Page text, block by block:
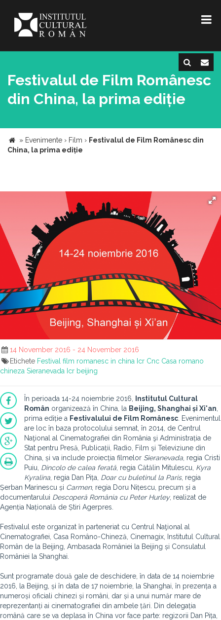
Festivalul de Film Românesc
din China, la prima ediție
» Evenimente › Film › Festivalul de Film Românesc din
China, la prima ediție
14 November 2016 - 24 November 2016
Etichete Festival film romanesc in china Icr Cnc Casa romano
chineza Sieranevada Icr beijing
n perioada 14-24 noiembrie 2016,
Institutul Cultural
Român organizează în China, la Beijing, Shanghai și Xi'an
prima ediție a Festivalului de Film Românesc . Evenimentul
are loc în baza protocolului semnat, în 2014, de Centrul
Naţional al Cinematografiei din România şi Administrația de
Stat pentru Presă, Publicații, Radio, Film și Televiziune din
China, și va include proiecția filmelor Sieranevada , regia Cristi
Puiu, Dincolo de calea ferată , regia Cătălin Mitulescu, Kyra
Kyralina , regia Dan Pița, Doar cu buletinul la Paris, regia
Șerban Marinescu și Carmen, regia Doru Nițescu, precum și a
documentarului Descoperă România cu Peter Hurley, realizat de
Agenția Națională de Știri Agerpres.
Festivalul este organizat în parteneriat cu Centrul Naţional al
Cinematografiei, Casa Româno-Chineză, Cinemagix, Institutul Cultural
Român de la Beijing, Ambasada României la Beijing și Consulatul
României la Shanghai.
Sunt programate două gale de deschidere, în data de 14 noiembrie
2016, la Beijing, și în data de 17 noiembrie, la Shanghai, în prezența a
numeroși oficiali chinezi și români, dar și a unui număr mare de
reprezentanți ai cinematografiei din ambele țări. Din delegația
română care se va deplasa în China vor face parte: regizorii Dan Pița,